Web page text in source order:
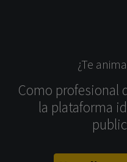
¿Te
Como profesional
la plataforma